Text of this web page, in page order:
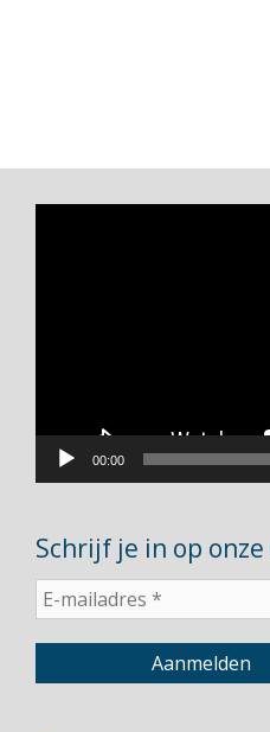
00:00
Schrijf je in op